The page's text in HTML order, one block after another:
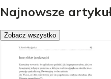
Najnowsze
Zobacz wszystko